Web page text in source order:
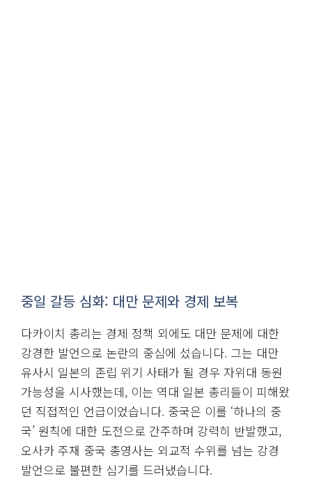
중일 갈등 심화: 대만 문제와 경제 보복
다카이치 총리는 경제 정책 외에도 대만 문제에 대한
강경한 발언으로 논란의 중심에 섰습니다. 그는 대만
유사시 일본의 존립 위기 사태가 될 경우 자위대 동원
가능성을 시사했는데, 이는 역대 일본 총리들이 피해왔
던 직접적인 언급이었습니다. 중국은 이를 ‘하나의 중
국’ 원칙에 대한 도전으로 간주하며 강력히 반발했고,
오사카 주재 중국 총영사는 외교적 수위를 넘는 강경
발언으로 불편한 심기를 드러냈습니다.